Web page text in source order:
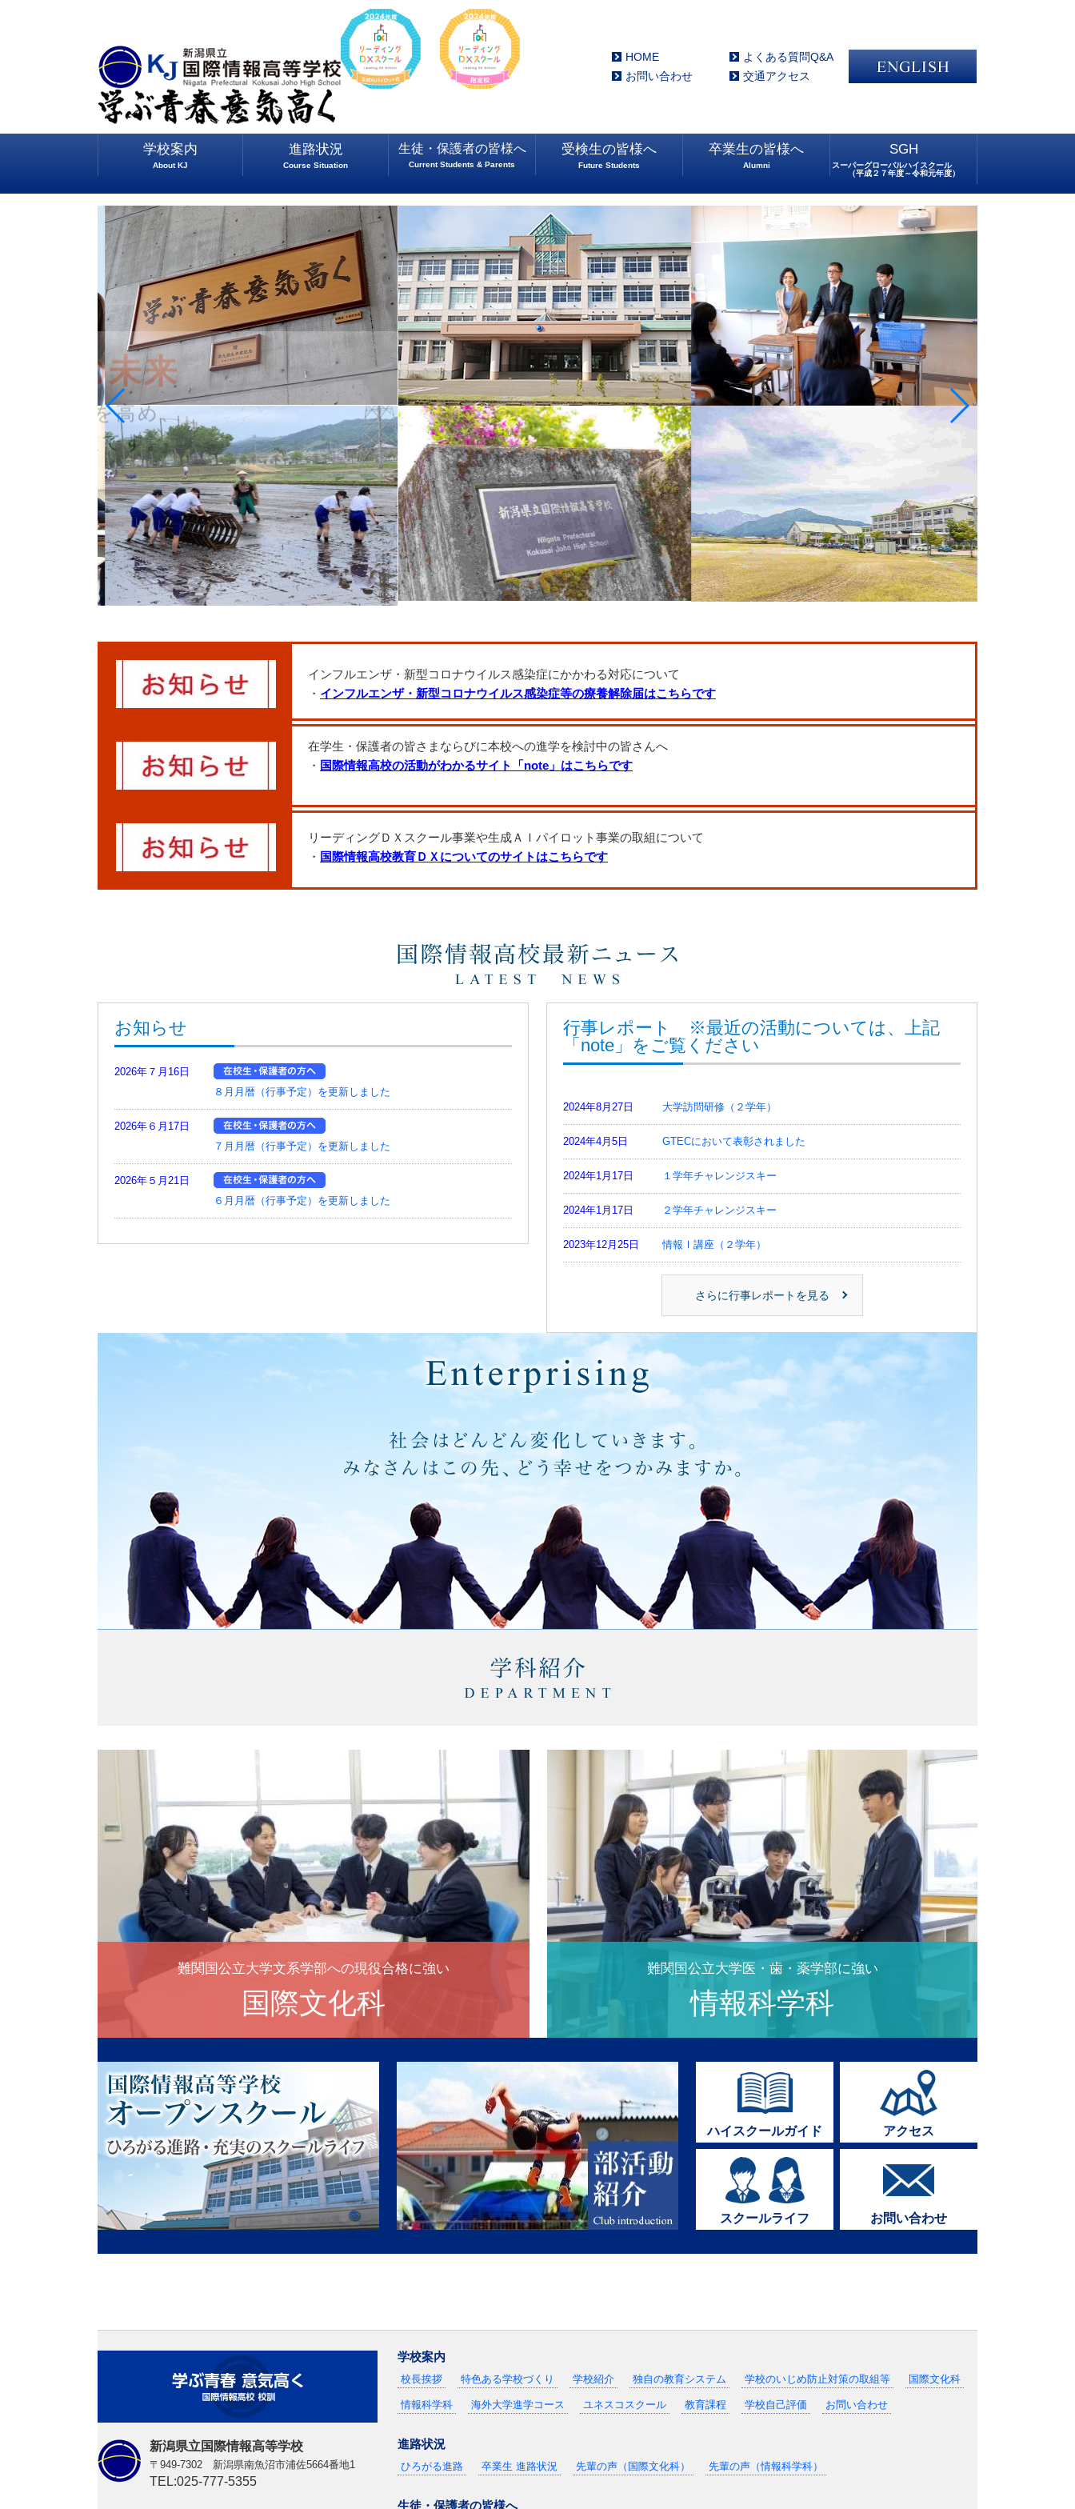
HOME
よくある質問Q&A
お問い合わせ
交通アクセス
学校案内
About KJ
進路状況
Course Situation
生徒・保護者の皆様へ
Current Students & Parents
受検生の皆様へ
Future Students
卒業生の皆様へ
Alumni
SGH
スーパーグローバルハイスクール
（平成２７年度～令和元年度）
インフルエンザ・新型コロナウイルス感染症にかかわる対応について
・ インフルエンザ・新型コロナウイルス感染症等の療養解除届はこちらです
在学生・保護者の皆さまならびに本校への進学を検討中の皆さんへ
・ 国際情報高校の活動がわかるサイト「note」はこちらです
リーディングＤＸスクール事業や生成ＡＩパイロット事業の取組について
・ 国際情報高校教育ＤＸについてのサイトはこちらです
お知らせ
2026年７月16日
８月月暦（行事予定）を更新しました
2026年６月17日
７月月暦（行事予定）を更新しました
2026年５月21日
６月月暦（行事予定）を更新しました
を公示します。
県立国際情報高等学校令和7年度探究レポート集録を掲載しま
令和８年度年間行事計画および４月月暦（行事予定）を更新
2026年２月18日
３月月暦（行事予定）を更新しました
2026年１月16日
２月月暦（行事予定）を更新しました
「リーディングＤＸスクール事業」及び「生成ＡＩパイロッ
2025年10月20日
11月月暦（行事予定）を更新しました
2025年９月10日
10月月暦（行事予定）を更新しました
2025年８月22日
９月月暦（行事予定）を更新しました
2025年７月18日
８月月暦（行事予定）を更新しました
2025年６月20日
７月月暦（行事予定）を更新しました
2025年５月23日
６月月暦（行事予定）を更新しました
2025年４月16日
５月月暦（行事予定）を更新しました
令和７年度年間行事計画および４月月暦（行事予定）を更新
令和８年度 ２学年修学旅行 委託プロポーザル募集要領・
仕様書を公示します。
2025年１月23日
令和７年４月以降のスクールバスの運行は未定です。
行事レポート ※最近の活動については、上記
「note」をご覧ください
2024年8月27日 大学訪問研修（２学年）
2024年4月5日 GTECにおいて表彰されました
2024年1月17日 １学年チャレンジスキー
2024年1月17日 ２学年チャレンジスキー
2023年12月25日 情報Ⅰ講座（２学年）
アスリート派遣授業
新課程入試科目説明会
2023年10月17日
2023年10月4日 日本英語検定協会より『優秀団体賞』を受賞しました
2023年7月6日 7月進研模試（以下７B）、大学訪問に向けて（2学年）
新潟PUSHプロジェクト受講（1学年対象）
2023年6月29日 ＳＯＳの出し方に関する授業（各学年）の実施
2023年6月20日 避難訓練
2023年6月15日
ＳＮＳ教育プログラム（１学年）・情報モラル教育（２・３
学年）の実施
2023年5月25日
カンエツ指導
2023年4月6日
2022年11月11日 保健講話
2022年11月８日 寮生指導
2022年７月17日 毘沙門堂英語案内ボランティア
新潟PUSHプログラム受講
2022年６月20日 避難訓練
2022年５月26日 SNS教育プログラム・情報モラル教育の実施
2022年５月20日 大学走
2022年５月12日 大学走に向けて
2022年１月19日 ２学年チャレンジスキー
2021年12月19日
29期２学年Sonic 探究活動報告
2021年12月７日 ２学年柔道・ダンス授業開始
2021年11月19日 創立30周年記念行事実施報告
さらに行事レポートを見る
難関国公立大学文系学部への現役合格に強い
国際文化科
難関国公立大学医・歯・薬学部に強い
情報科学科
ハイスクールガイド アクセス
スクールライフ お問い合わせ
新潟県立国際情報高等学校
〒949-7302 新潟県南魚沼市浦佐5664番地1
TEL:025-777-5355
学校案内
校長挨拶 特色ある学校づくり 学校紹介 独自の教育システム 学校のいじめ防止対策の取組等 国際文化科
情報科学科 海外大学進学コース ユネスコスクール 教育課程 学校自己評価 お問い合わせ
進路状況
ひろがる進路 卒業生 進路状況 先輩の声（国際文化科） 先輩の声（情報科学科）
生徒・保護者の皆様へ